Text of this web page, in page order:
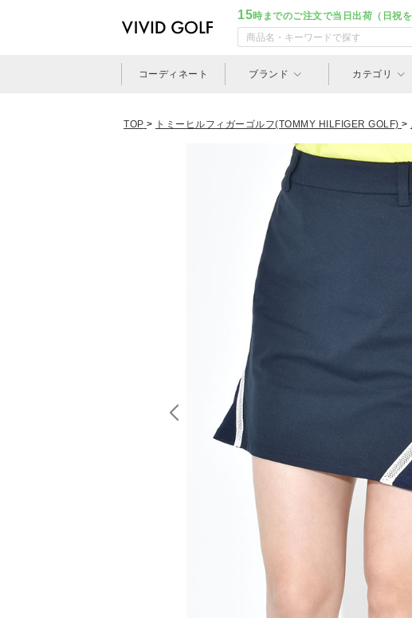
15時までのご注文で当日出荷（日祝を
コーディネート ブランド カテゴリ
TOP > トミーヒルフィガーゴルフ(TOMMY HILFIGER GOLF) >